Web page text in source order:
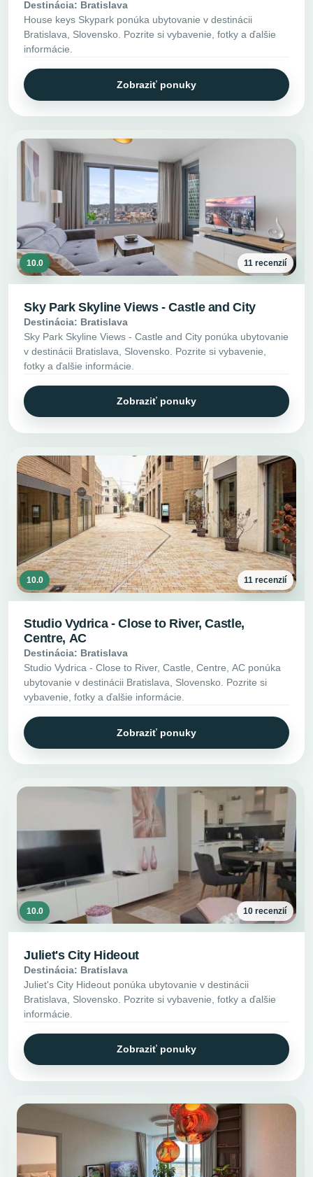
Destinácia: Bratislava
House keys Skypark ponúka ubytovanie v destinácii
Bratislava, Slovensko. Pozrite si vybavenie, fotky a ďalšie
informácie.
Zobraziť ponuky
10.0 11 recenzií
Sky Park Skyline Views - Castle and City
Destinácia: Bratislava
Sky Park Skyline Views - Castle and City ponúka ubytovanie
v destinácii Bratislava, Slovensko. Pozrite si vybavenie,
fotky a ďalšie informácie.
Zobraziť ponuky
10.0 11 recenzií
Studio Vydrica - Close to River, Castle,
Centre, AC
Destinácia: Bratislava
Studio Vydrica - Close to River, Castle, Centre, AC ponúka
ubytovanie v destinácii Bratislava, Slovensko. Pozrite si
vybavenie, fotky a ďalšie informácie.
Zobraziť ponuky
10.0 10 recenzií
Juliet's City Hideout
Destinácia: Bratislava
Juliet's City Hideout ponúka ubytovanie v destinácii
Bratislava, Slovensko. Pozrite si vybavenie, fotky a ďalšie
informácie.
Zobraziť ponuky